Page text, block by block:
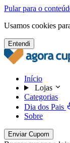
Pular para o
Usamos cookies
Entendi
Início
Lojas
Categorias
Dia dos Pais
Sobre
Enviar Cupom